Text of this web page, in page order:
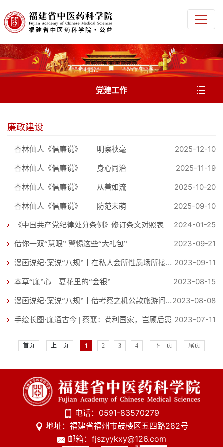
党建工作
廉政建设
2025-12-10
杏林仙人《倡廉说》——明察秋毫
2025-11-19
杏林仙人《倡廉说》——身心同治
2025-10-20
杏林仙人《倡廉说》——从善如流
2025-09-10
杏林仙人《倡廉说》——防范未萌
2024-01-25
《中国共产党纪律处分条例》修订条文对照表
2023-09-21
借你一双“慧眼” 警惕这些“大礼包”
2023-09-11
漫画说纪·案说“八规”丨在私人会所性质场所接受可能影响公正执行公务的宴请当如何处理
2023-08-15
本草“廉”心｜夏花里的“金银”
2023-08-08
漫画说纪·案说“八规”丨借考察之机公款旅游问题当如何处理
2023-07-11
手绘长图·廉通古今 | 蔡襄：苟利国家，岂顾后患
首页 上一页 1 2 3 4 下一页 尾页
电话：0591-83570279
地址：福建省福州市鼓楼区五四路282号
邮箱：fjszyykxy@126.com